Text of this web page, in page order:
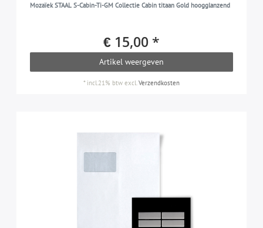
Mozaïek STAAL S-Cabin-Ti-GM Collectie Cabin titaan Gold hoogglanzend
€ 15,00 *
Artikel weergeven
* incl.21% btw excl.Verzendkosten